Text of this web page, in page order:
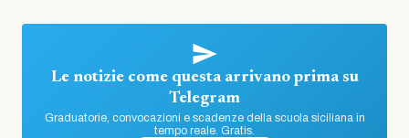
Le notizie come questa arrivano prima su
Telegram
Graduatorie, convocazioni e scadenze della scuola siciliana in
tempo reale. Gratis.